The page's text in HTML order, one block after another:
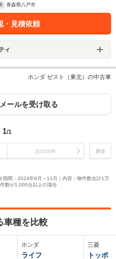
青森県八戸市
・見積依頼
ィ
ホンダ ゼスト（東北）の中古車
ールを受け取る
1/1
次の30件 最後
期間：2024年9月～11月｜内容：物件数合計1万
数が1,000台以上の場合
車種を比較
ホンダ
ライフ
三菱
トッポ